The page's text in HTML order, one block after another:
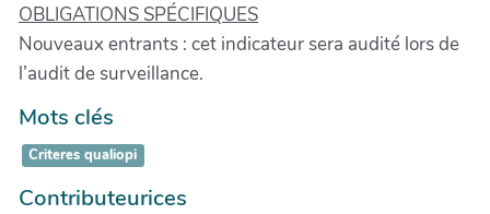
OBLIGATIONS SPÉCIFIQUES
Nouveaux entrants : cet indicateur sera audité lors de
l’audit de surveillance.
Mots clés
Criteres qualiopi
Contributeurices